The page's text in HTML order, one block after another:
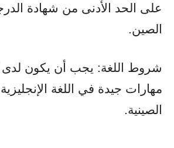
على الحد الأدنى من شهادة
الصين.
شروط اللغة: يجب أن يكون لدى
مهارات جيدة في اللغة
الصينية.